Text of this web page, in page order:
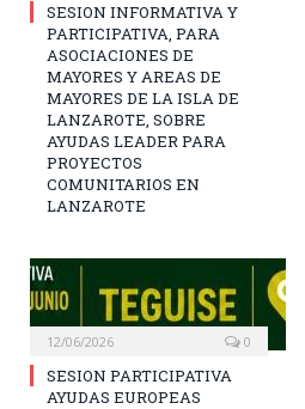
SESION INFORMATIVA Y
PARTICIPATIVA, PARA
ASOCIACIONES DE
MAYORES Y AREAS DE
MAYORES DE LA ISLA DE
LANZAROTE, SOBRE
AYUDAS LEADER PARA
PROYECTOS
COMUNITARIOS EN
LANZAROTE
12/06/2026 0
SESION PARTICIPATIVA
AYUDAS EUROPEAS